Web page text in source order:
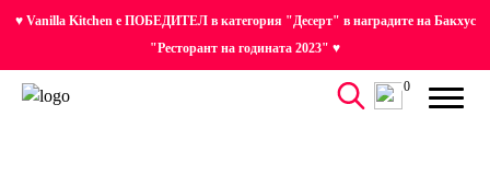
♥ Vanilla Kitchen е ПОБЕДИТЕЛ в категория "Десерт" в наградите на Бакхус
"Ресторант на годината 2023" ♥
0